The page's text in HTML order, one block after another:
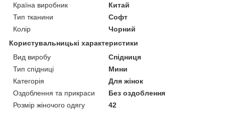
Країна виробник
Китай
Тип тканини
Софт
Колір
Чорний
Користувальницькі характеристики
Вид виробу
Спідниця
Тип спідниці
Мини
Категорія
Для жінок
Оздоблення та прикраси
Без оздоблення
Розмір жіночого одягу
42